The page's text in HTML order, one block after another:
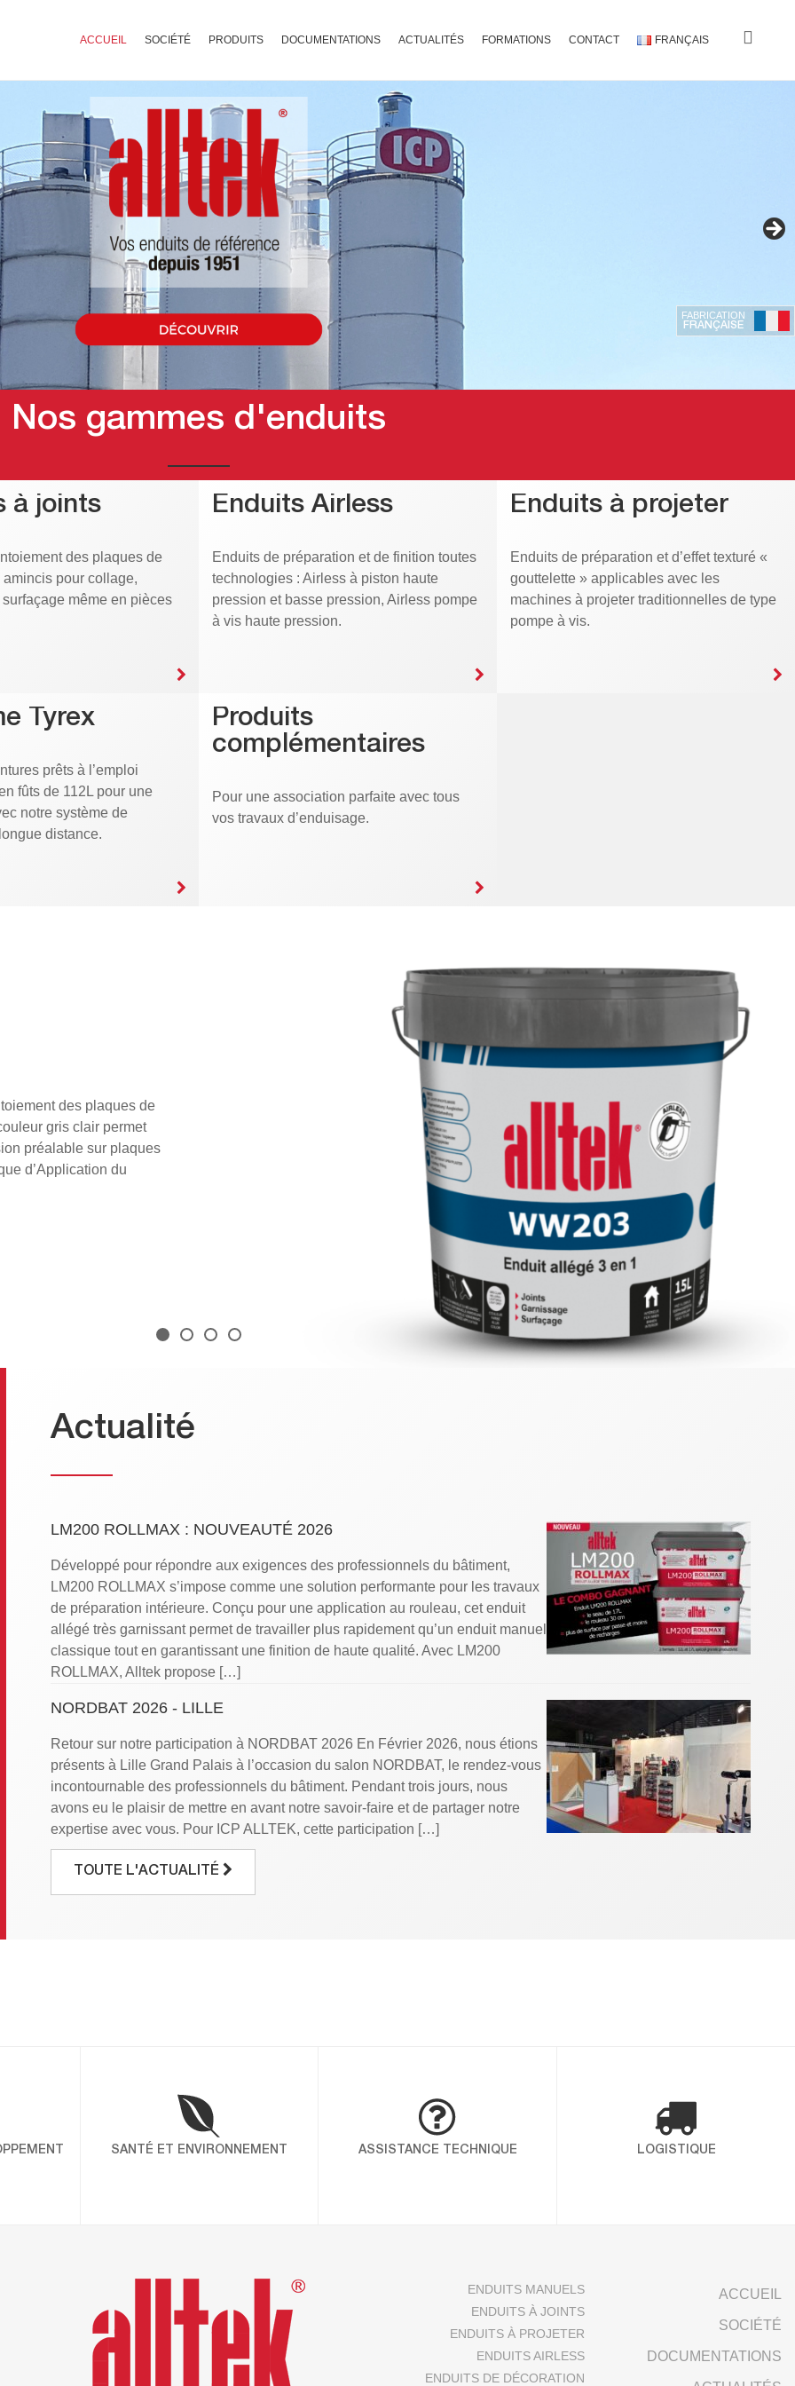
ACCUEIL SOCIÉTÉ PRODUITS DOCUMENTATIONS ACTUALITÉS FORMATIONS CONTACT FRANÇAIS
FABRICATION
FRANÇAISE
Nos gammes d'enduits
à joints
des plaques de
amincis pour collage,
même en pièces
Enduits Airless
Enduits de préparation et de finition toutes
technologies : Airless à piston haute
pression et basse pression, Airless pompe
à vis haute pression.
Enduits à projeter
Enduits de préparation et d’effet texturé «
gouttelette » applicables avec les
machines à projeter traditionnelles de type
pompe à vis.
Tyrex
prêts à l’emploi
fûts de 112L pour une
notre système de
distance.
Produits
complémentaires
Pour une association parfaite avec tous
vos travaux d’enduisage.
des plaques de
gris clair permet
préalable sur plaques
d’Application du
manuelle. Alltek
Il est sans retrait, et ne
et lissage très aisés
Actualité
LM200 ROLLMAX : NOUVEAUTÉ 2026
Développé pour répondre aux exigences des professionnels du bâtiment,
LM200 ROLLMAX s’impose comme une solution performante pour les travaux
de préparation intérieure. Conçu pour une application au rouleau, cet enduit
allégé très garnissant permet de travailler plus rapidement qu’un enduit manuel
classique tout en garantissant une finition de haute qualité. Avec LM200
ROLLMAX, Alltek propose […]
NORDBAT 2026 - LILLE
Retour sur notre participation à NORDBAT 2026 En Février 2026, nous étions
présents à Lille Grand Palais à l’occasion du salon NORDBAT, le rendez-vous
incontournable des professionnels du bâtiment. Pendant trois jours, nous
avons eu le plaisir de mettre en avant notre savoir-faire et de partager notre
expertise avec vous. Pour ICP ALLTEK, cette participation […]
DÉCOUVREZ LES RÉSULTATS DE NOTRE ENQUÊTE NPS !
pour les professionnels du bâtiment. Apprécié pour sa régularité, sa souplesse d’application et
la qualité de sa finition, il est devenu un produit de confiance sur les chantiers les plus
exigeants. À l’occasion de son quinzième anniversaire, Alltek met en avant une […]
faites le choix d’un partenaire engagé qui place la santé et l’environnement au
coeur de ses préoccupations. Certification ISO 9001 Définit les exigences […]
TOUTE L'ACTUALITÉ
SANTÉ ET ENVIRONNEMENT ASSISTANCE TECHNIQUE LOGISTIQUE
ENDUITS MANUELS
ENDUITS À JOINTS
ENDUITS À PROJETER
ENDUITS AIRLESS
ENDUITS DE DÉCORATION
ACCUEIL
SOCIÉTÉ
DOCUMENTATIONS